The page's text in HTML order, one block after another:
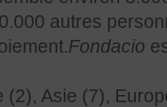
autres
Fondacio
(2), Asie (7),